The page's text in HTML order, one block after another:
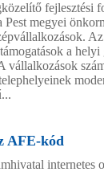
fejlesztési
Pest megyei
a helyi
vállalkozások
AFE-kód
internetes